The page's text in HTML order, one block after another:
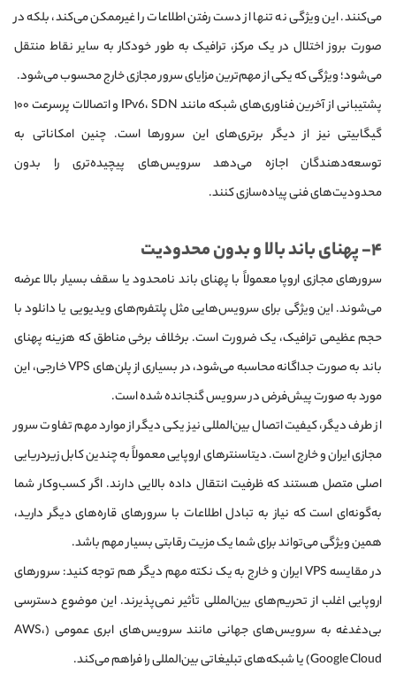
می‌کنند. این ویژگی نه تنها از دست رفتن اطلاعات را غیرممکن می‌کند، بلکه در
صورت بروز اختلال در یک مرکز، ترافیک به طور خودکار به سایر نقاط منتقل
می‌شود؛ ویژگی‌ که یکی از مهم‌ترین مزایای سرور مجازی خارج محسوب می‌شود.
پشتیبانی از آخرین فناوری‌های شبکه مانند IPv6، SDN و اتصالات پرسرعت ۱۰۰
گیگابیتی نیز از دیگر برتری‌های این سرورها است. چنین امکاناتی به
توسعه‌دهندگان اجازه می‌دهد سرویس‌های پیچیده‌تری را بدون
محدودیت‌های فنی پیاده‌سازی کنند.
۴- پهنای باند بالا و بدون محدودیت
سرورهای مجازی اروپا معمولاً با پهنای باند نامحدود یا سقف بسیار بالا عرضه
می‌شوند. این ویژگی برای سرویس‌هایی مثل پلتفرم‌های ویدیویی یا دانلود با
حجم عظیمی ترافیک، یک ضرورت است. برخلاف برخی مناطق که هزینه پهنای
باند به صورت جداگانه محاسبه می‌شود، در بسیاری از پلن‌های VPS خارجی، این
مورد به صورت پیش‌فرض در سرویس گنجانده شده است.
از طرف دیگر، کیفیت اتصال بین‌المللی نیز یکی دیگر از موارد مهم تفاوت سرور
مجازی ایران و خارج است. دیتاسنترهای اروپایی معمولاً به چندین کابل زیردریایی
اصلی متصل هستند که ظرفیت انتقال داده بالایی دارند. اگر کسب‌وکار شما
به‌گونه‌ای است که نیاز به تبادل اطلاعات با سرورهای قاره‌های دیگر دارید،
همین ویژگی می‌تواند برای شما یک مزیت رقابتی بسیار مهم باشد.
در مقایسه VPS ایران و خارج به یک نکته مهم دیگر هم توجه کنید: سرورهای
اروپایی اغلب از تحریم‌های بین‌المللی تأثیر نمی‌پذیرند. این موضوع دسترسی
بی‌دغدغه به سرویس‌های جهانی مانند سرویس‌های ابری عمومی (AWS،
Google Cloud) یا شبکه‌های تبلیغاتی بین‌المللی را فراهم می‌کند.